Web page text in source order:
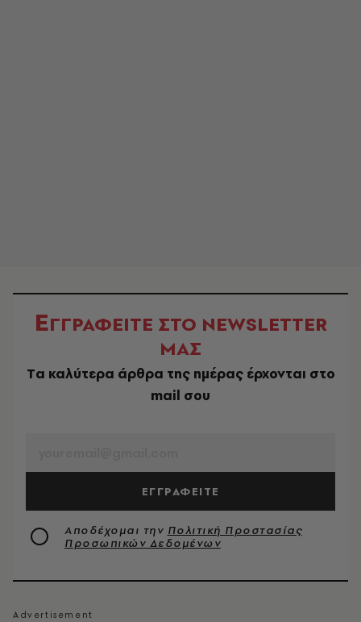
ΕΓΓΡΑΦΕΙΤΕ ΣΤΟ NEWSLETTER
ΜΑΣ
Tα καλύτερα άρθρα της ημέρας έρχονται στο
mail σου
ΕΓΓΡΑΦΕΙΤΕ
Αποδέχομαι την Πολιτική Προστασίας
Προσωπικών Δεδομένων